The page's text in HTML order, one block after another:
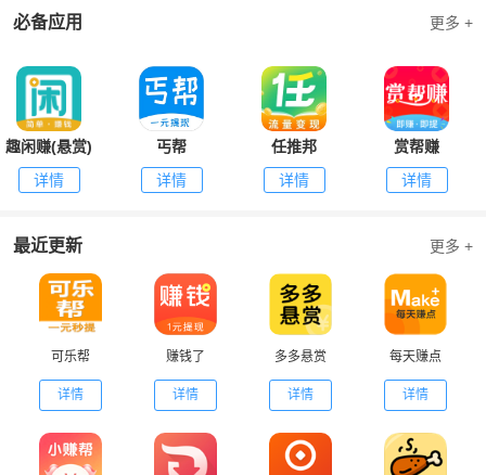
必备应用 更多 +
趣闲赚(悬赏)
详情
丐帮
详情
任推邦
详情
赏帮赚
详情
最近更新 更多 +
可乐帮
详情
赚钱了
详情
多多悬赏
详情
每天赚点
详情